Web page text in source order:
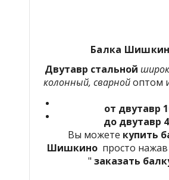
Балка
Двутавр стальной
колонный, сварнойоптом
от двутавр
до двутавр
Вы можете купить
Шишкино просто
" заказать